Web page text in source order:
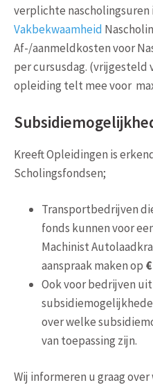
verplichte nascholingsuren
Vakbekwaamheid
Af-/aanmeldkosten voor
per cursusdag. (vrijgesteld
opleiding telt mee voor
Kreeft Opleidingen is
Scholingsfondsen;
Transportbedrijven
fonds kunnen voor
Machinist
aanspraak maken op
Ook voor bedrijven
over welke
van toepassing zijn.
Wij informeren u graag